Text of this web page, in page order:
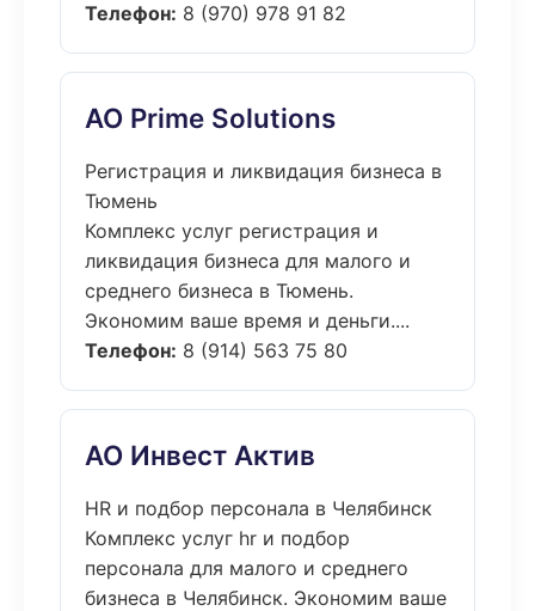
Телефон: 8 (970) 978 91 82
АО Prime Solutions
Регистрация и ликвидация бизнеса в
Тюмень
Комплекс услуг регистрация и
ликвидация бизнеса для малого и
среднего бизнеса в Тюмень.
Экономим ваше время и деньги....
Телефон: 8 (914) 563 75 80
АО Инвест Актив
HR и подбор персонала в Челябинск
Комплекс услуг hr и подбор
персонала для малого и среднего
бизнеса в Челябинск. Экономим ваше